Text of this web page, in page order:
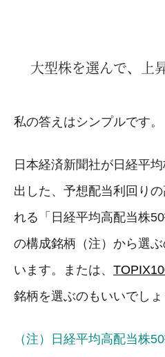
大型株を選んで、上
私の答えはシンプルです。
日本経済新聞社が日経平
出した、予想配当利回り
れる「日経平均高配当株
の構成銘柄（注）から選
います。または、
銘柄を選ぶのもいいでしょ
（注）日経平均高配当株